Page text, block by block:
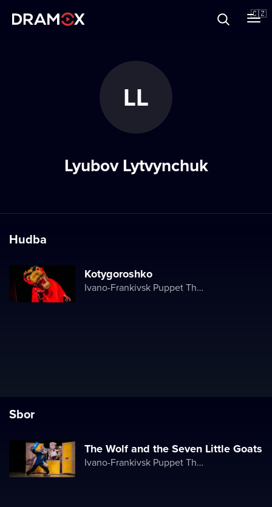
🇨🇿
LL
Lyubov Lytvynchuk
Hudba
Kotygoroshko
Ivano-Frankivsk Puppet Theater
Sbor
The Wolf and the Seven Little Goats
Ivano-Frankivsk Puppet Theater